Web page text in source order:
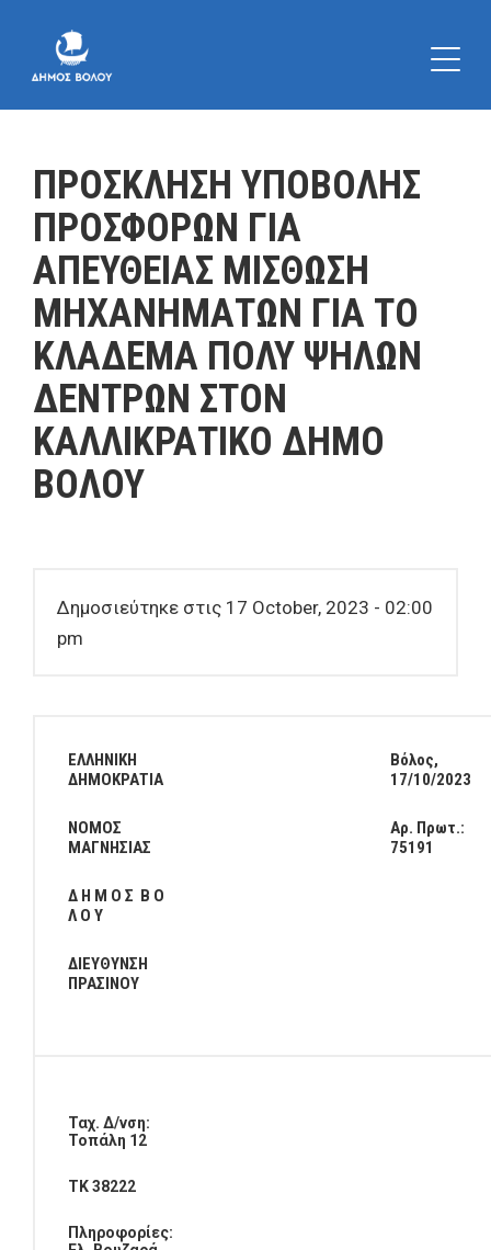
ΠΡΟΣΚΛΗΣΗ ΥΠΟΒΟΛΗΣ
ΠΡΟΣΦΟΡΩΝ ΓΙΑ
ΑΠΕΥΘΕΙΑΣ ΜΙΣΘΩΣΗ
ΜΗΧΑΝΗΜΑΤΩΝ ΓΙΑ ΤΟ
ΚΛΑΔΕΜΑ ΠΟΛΥ ΨΗΛΩΝ
ΔΕΝΤΡΩΝ ΣΤΟΝ
ΚΑΛΛΙΚΡΑΤΙΚΟ ΔΗΜΟ
ΒΟΛΟΥ
Δημοσιεύτηκε στις 17 October, 2023 - 02:00
pm
ΕΛΛΗΝΙΚΗ
ΔΗΜΟΚΡΑΤΙΑ
ΝΟΜΟΣ
ΜΑΓΝΗΣΙΑΣ
Δ Η Μ Ο Σ Β Ο
Λ Ο Υ
ΔΙΕΥΘΥΝΣΗ
ΠΡΑΣΙΝΟΥ
Βόλος,
17/10/2023
Αρ. Πρωτ.:
75191
Ταχ. Δ/νση:
Τοπάλη 12
ΤΚ 38222
Πληροφορίες: